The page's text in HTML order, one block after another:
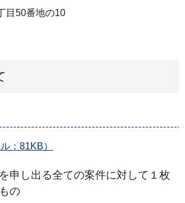
目50番地の10
：81KB）
申し出る全ての案件に対して１枚
の